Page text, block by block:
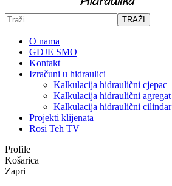
TRAŽI
O nama
GDJE SMO
Kontakt
Izračuni u hidraulici
Kalkulacija hidraulični cjepac
Kalkulacija hidraulični agregat
Kalkulacija hidraulični cilindar
Projekti klijenata
Rosi Teh TV
Profile
Košarica
Zapri